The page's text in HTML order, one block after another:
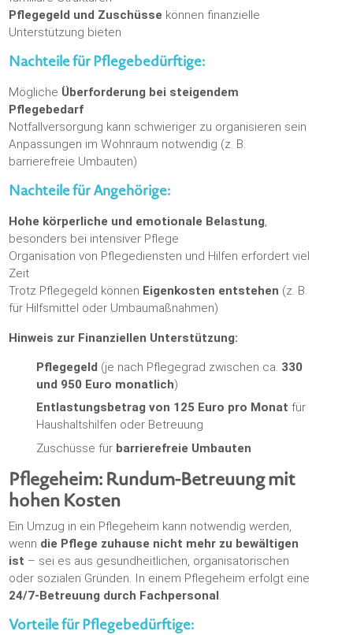
Pflegegeld und Zuschüsse können finanzielle
Unterstützung bieten
Nachteile für Pflegebedürftige:
Mögliche Überforderung bei steigendem
Pflegebedarf
Notfallversorgung kann schwieriger zu organisieren sein
Anpassungen im Wohnraum notwendig (z. B.
barrierefreie Umbauten)
Nachteile für Angehörige:
Hohe körperliche und emotionale Belastung,
besonders bei intensiver Pflege
Organisation von Pflegediensten und Hilfen erfordert viel
Zeit
Trotz Pflegegeld können Eigenkosten entstehen (z. B.
für Hilfsmittel oder Umbaumaßnahmen)
Hinweis zur Finanziellen Unterstützung:
Pflegegeld (je nach Pflegegrad zwischen ca. 330
und 950 Euro monatlich)
Entlastungsbetrag von 125 Euro pro Monat für
Haushaltshilfen oder Betreuung
Zuschüsse für barrierefreie Umbauten
Pflegeheim: Rundum-Betreuung mit
hohen Kosten
Ein Umzug in ein Pflegeheim kann notwendig werden,
wenn die Pflege zuhause nicht mehr zu bewältigen
ist – sei es aus gesundheitlichen, organisatorischen
oder sozialen Gründen. In einem Pflegeheim erfolgt eine
24/7-Betreuung durch Fachpersonal.
Vorteile für Pflegebedürftige: